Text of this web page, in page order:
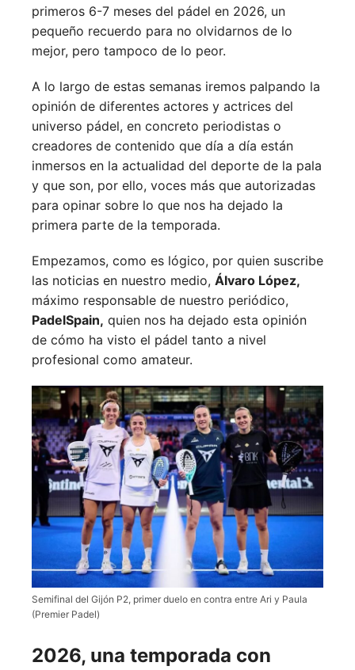
primeros 6-7 meses del pádel en 2026, un
pequeño recuerdo para no olvidarnos de lo
mejor, pero tampoco de lo peor.
A lo largo de estas semanas iremos palpando la
opinión de diferentes actores y actrices del
universo pádel, en concreto periodistas o
creadores de contenido que día a día están
inmersos en la actualidad del deporte de la pala
y que son, por ello, voces más que autorizadas
para opinar sobre lo que nos ha dejado la
primera parte de la temporada.
Empezamos, como es lógico, por quien suscribe
las noticias en nuestro medio, Álvaro López,
máximo responsable de nuestro periódico,
PadelSpain, quien nos ha dejado esta opinión
de cómo ha visto el pádel tanto a nivel
profesional como amateur.
Semifinal del Gijón P2, primer duelo en contra entre Ari y Paula
(Premier Padel)
2026, una temporada con